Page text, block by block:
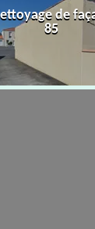
de
85